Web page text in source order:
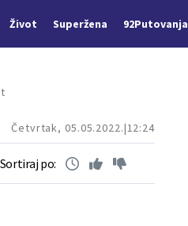
Život Superžena 92Putovanja
Četvrtak, 05.05.2022. 12:24
Sortiraj po: